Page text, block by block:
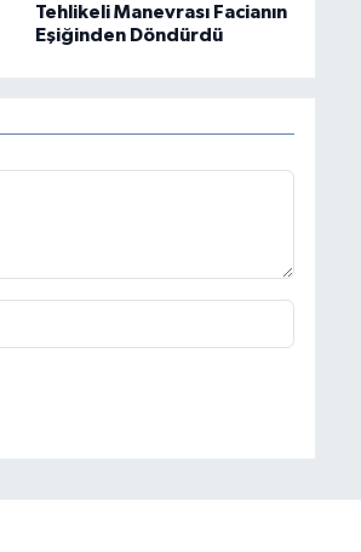
Tehlikeli Manevrası Facianın
Eşiğinden Döndürdü